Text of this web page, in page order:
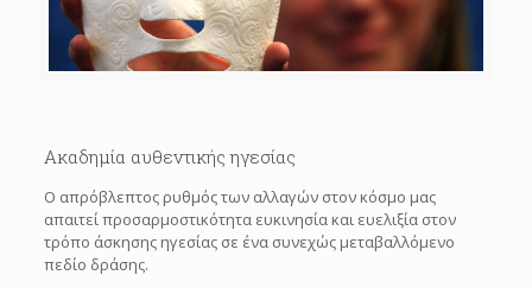
Ακαδημία αυθεντικής ηγεσίας
Ο απρόβλεπτος ρυθμός των αλλαγών στον κόσμο μας
απαιτεί προσαρμοστικότητα ευκινησία και ευελιξία στον
τρόπο άσκησης ηγεσίας σε ένα συνεχώς μεταβαλλόμενο
πεδίο δράσης.